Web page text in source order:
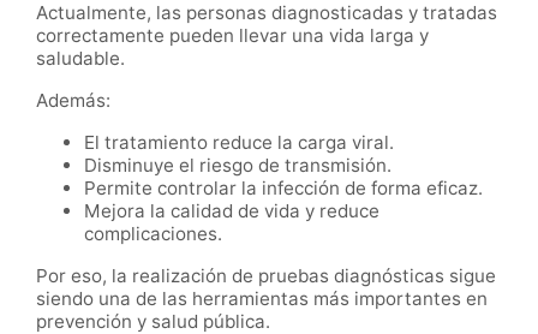
Actualmente, las personas diagnosticadas y tratadas
correctamente pueden llevar una vida larga y
saludable.
Además:
El tratamiento reduce la carga viral.
Disminuye el riesgo de transmisión.
Permite controlar la infección de forma eficaz.
Mejora la calidad de vida y reduce
complicaciones.
Por eso, la realización de pruebas diagnósticas sigue
siendo una de las herramientas más importantes en
prevención y salud pública.